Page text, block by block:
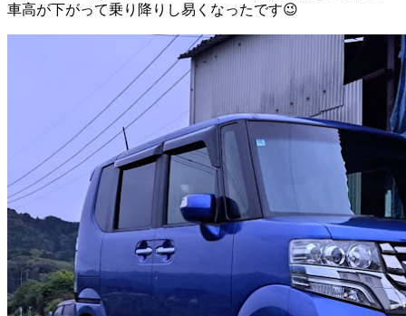
車高が下がって乗り降りし易くなったです😉